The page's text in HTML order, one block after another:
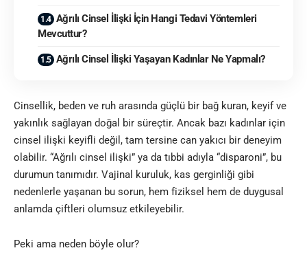
Ağrılı Cinsel İlişki İçin Hangi Tedavi Yöntemleri
Mevcuttur?
Ağrılı Cinsel İlişki Yaşayan Kadınlar Ne Yapmalı?
Cinsellik, beden ve ruh arasında güçlü bir bağ kuran, keyif ve
yakınlık sağlayan doğal bir süreçtir. Ancak bazı kadınlar için
cinsel ilişki keyifli değil, tam tersine can yakıcı bir deneyim
olabilir. “Ağrılı cinsel ilişki” ya da tıbbi adıyla “disparoni”, bu
durumun tanımıdır. Vajinal kuruluk, kas gerginliği gibi
nedenlerle yaşanan bu sorun, hem fiziksel hem de duygusal
anlamda çiftleri olumsuz etkileyebilir.
Peki ama neden böyle olur?